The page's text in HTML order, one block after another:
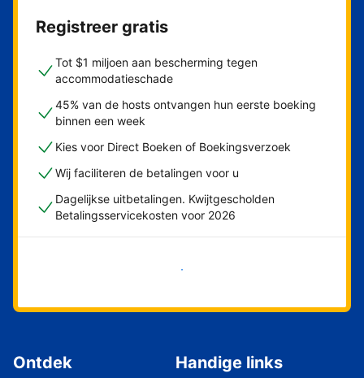
Registreer gratis
Tot $1 miljoen aan bescherming tegen
accommodatieschade
45% van de hosts ontvangen hun eerste boeking
binnen een week
Kies voor Direct Boeken of Boekingsverzoek
Wij faciliteren de betalingen voor u
Dagelijkse uitbetalingen. Kwijtgescholden
Betalingsservicekosten voor 2026
Nu meteen beginnen
Ontdek Handige links